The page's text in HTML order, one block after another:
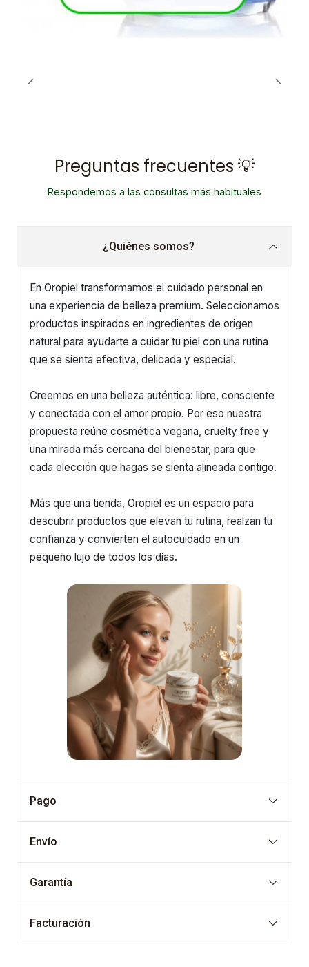
Preguntas frecuentes 💡
Respondemos a las consultas más habituales
¿Quiénes somos?
En Oropiel transformamos el cuidado personal en
una experiencia de belleza premium. Seleccionamos
productos inspirados en ingredientes de origen
natural para ayudarte a cuidar tu piel con una rutina
que se sienta efectiva, delicada y especial.
Creemos en una belleza auténtica: libre, consciente
y conectada con el amor propio. Por eso nuestra
propuesta reúne cosmética vegana, cruelty free y
una mirada más cercana del bienestar, para que
cada elección que hagas se sienta alineada contigo.
Más que una tienda, Oropiel es un espacio para
descubrir productos que elevan tu rutina, realzan tu
confianza y convierten el autocuidado en un
pequeño lujo de todos los días.
Pago
Envío
Garantía
Facturación